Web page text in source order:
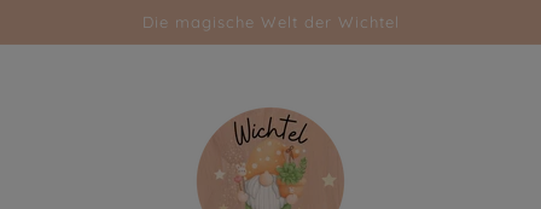
Die magische Welt der Wichtel